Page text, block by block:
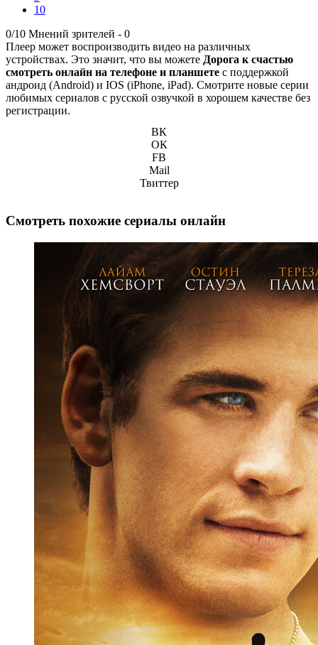
10
0/10 Мнений зрителей - 0
Плеер может воспроизводить видео на различных
устройствах. Это значит, что вы можете Дорога к счастью
смотреть онлайн на телефоне и планшете с поддержкой
андроид (Android) и IOS (iPhone, iPad). Смотрите новые серии
любимых сериалов с русской озвучкой в хорошем качестве без
регистрации.
ВК
ОК
FB
Mail
Твиттер
Смотреть похожие сериалы онлайн